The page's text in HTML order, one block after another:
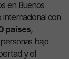
en Buenos
con
países,
bajo
y el